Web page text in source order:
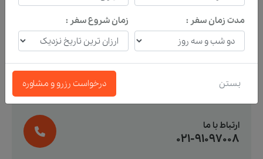
اگر نیاز به راهنمایی مشاوران حرفه ای ما داری؟
تیم فروش و پشتیبانی تورنگار منتظر شنیدن صدای
شما هستند. هر ساعتی از شبانه روز که فکر کردی نیاز
به راهنمایی و کمک ما داری همونجا تلفن بردار و تماس
ارتباط با ما
021-91097008
مدت زمان سفر : زمان شروع سفر :
بستن درخواست رزرو و مشاوره